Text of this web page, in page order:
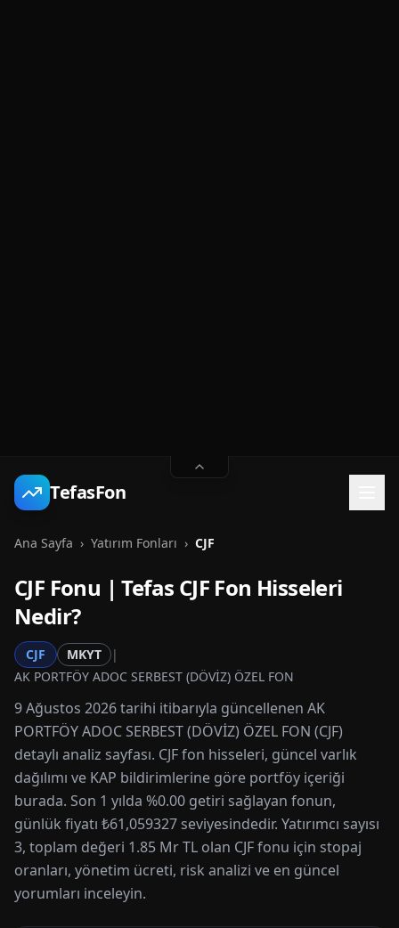
TefasFon
Ana Sayfa › Yatırım Fonları › CJF
CJF Fonu | Tefas CJF Fon Hisseleri
Nedir?
CJF MKYT
|
AK PORTFÖY ADOC SERBEST (DÖVİZ) ÖZEL FON
9 Ağustos 2026 tarihi itibarıyla güncellenen AK
PORTFÖY ADOC SERBEST (DÖVİZ) ÖZEL FON (CJF)
detaylı analiz sayfası. CJF fon hisseleri, güncel varlık
dağılımı ve KAP bildirimlerine göre portföy içeriği
burada. Son 1 yılda %0.00 getiri sağlayan fonun,
günlük fiyatı ₺61,059327 seviyesindedir. Yatırımcı sayısı
3, toplam değeri 1.85 Mr TL olan CJF fonu için stopaj
oranları, yönetim ücreti, risk analizi ve en güncel
yorumları inceleyin.